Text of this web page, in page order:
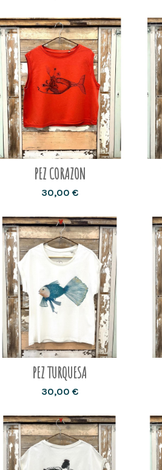
PEZ CORAZON
30,00 €
PEZ TURQUESA
30,00 €